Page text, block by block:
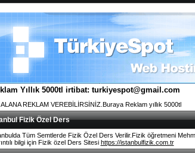
Yıllık 5000tl irtibat: turkiyespot@gmail.com
REKLAM VEREBİLİRSİNİZ.Buraya Reklam yıllık 5000tl
Fizik Özel Ders
Tüm Semtlerde Fizik Özel Ders Verilir.Fizik öğretmeni
bilgi için Fizik özel Ders Sitesi https://istanbulfizik.com.tr